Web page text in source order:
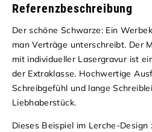
Referenzbeschreibung
Der schöne Schwarze: Ein
man Verträge unterschreibt. Der
mit individueller Lasergravur ist
der Extraklasse. Hochwertige
Schreibgefühl und lange
Liebhaberstück.
Dieses Beispiel im Lerche-